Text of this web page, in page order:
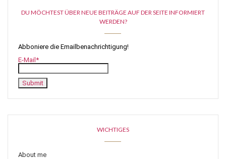
DU MÖCHTEST ÜBER NEUE BEITRÄGE AUF DER SEITE INFORMIERT
WERDEN?
Abboniere die Emailbenachrichtigung!
E-Mail*
WICHTIGES
About me